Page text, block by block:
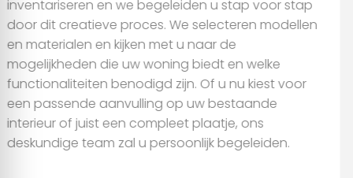
basis van uw gebruik van hun services.
Alles toestaan
Aanpassen
inventariseren en we begeleiden u stap voor stap
door dit creatieve proces. We selecteren modellen
en materialen en kijken met u naar de
mogelijkheden die uw woning biedt en welke
functionaliteiten benodigd zijn. Of u nu kiest voor
een passende aanvulling op uw bestaande
interieur of juist een compleet plaatje, ons
deskundige team zal u persoonlijk begeleiden.